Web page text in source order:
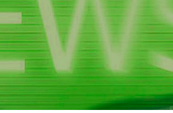
Dimecres
Divendres